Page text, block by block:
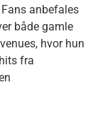
anbefales
både gamle
hvor hun
fra